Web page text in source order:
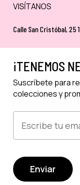
VISÍTANOS
Calle San Cristóbal, 25
¡TENEMOS
Suscríbete para
colecciones y